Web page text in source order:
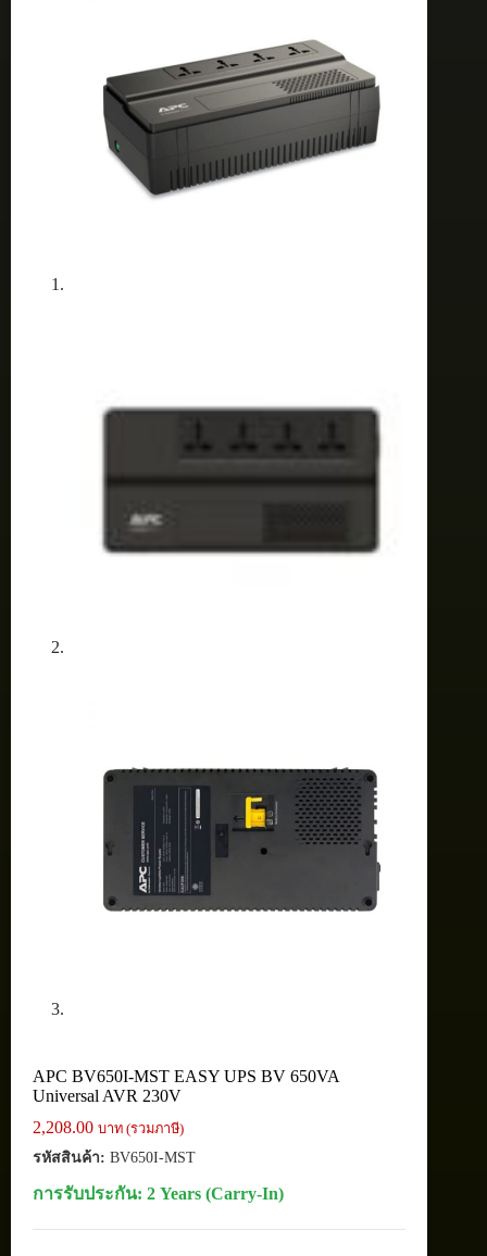
APC BV650I-MST EASY UPS BV 650VA
Universal AVR 230V
2,208.00 บาท (รวมภาษี)
รหัสสินค้า: BV650I-MST
การรับประกัน: 2 Years (Carry-In)